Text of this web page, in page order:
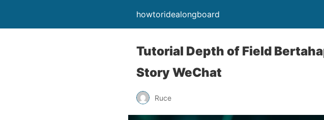
howtoridealongboard
Tutorial Depth of Field
Story WeChat
Ruce